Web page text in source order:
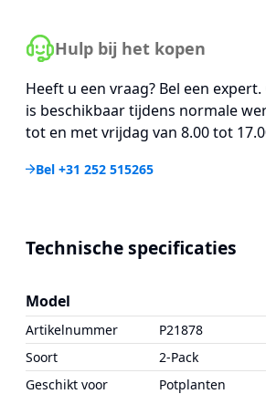
Hulp bij het kopen
Heeft u een vraag? Bel een
is beschikbaar tijdens normale
tot en met vrijdag van 8.00 tot
Bel +31 252 515265
Technische specificaties
Model
Artikelnummer
P21878
Soort
2-Pack
Geschikt voor
Potplanten